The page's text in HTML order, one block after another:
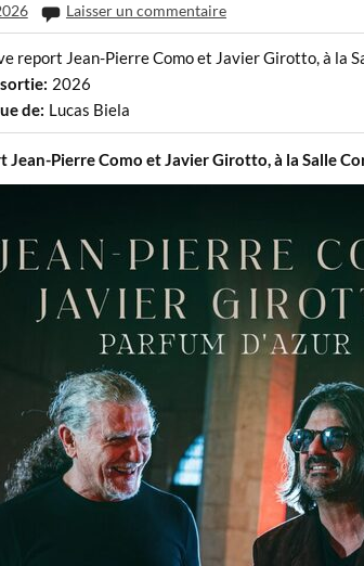
Laisser un commentaire
report Jean-Pierre Como et Javier Girotto, à la
2026
de: Lucas Biela
Jean-Pierre Como et Javier Girotto, à la Salle